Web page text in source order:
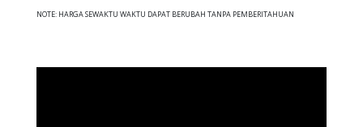
NOTE: HARGA SEWAKTU WAKTU DAPAT BERUBAH TANPA PEMBERITAHUAN